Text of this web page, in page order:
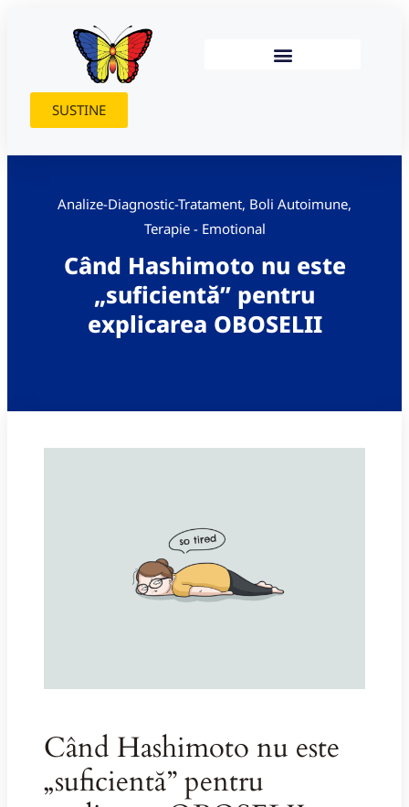
SUSTINE
Analize-Diagnostic-Tratament, Boli Autoimune,
Terapie - Emotional
Când Hashimoto nu este
„suficientă” pentru
explicarea OBOSELII
Când Hashimoto nu este
„suficientă” pentru